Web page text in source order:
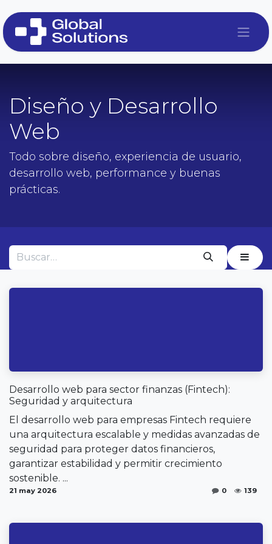
Diseño y Desarrollo
Web
Todo sobre diseño, experiencia de usuario,
desarrollo web, performance y buenas
prácticas.
Desarrollo web para sector finanzas (Fintech):
Seguridad y arquitectura
El desarrollo web para empresas Fintech requiere
una arquitectura escalable y medidas avanzadas de
seguridad para proteger datos financieros,
garantizar estabilidad y permitir crecimiento
sostenible. ...
21 may 2026 0 139